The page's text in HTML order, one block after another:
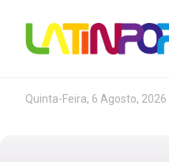
Quinta-Feira, 6 Agosto, 2026